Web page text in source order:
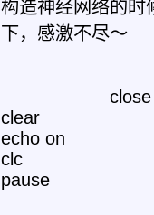
构造神经网络的时
下，感激不尽～
close
clear
echo on
clc
pause